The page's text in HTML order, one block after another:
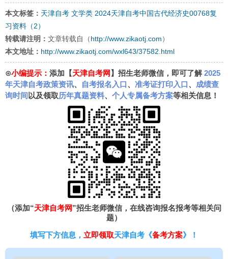
本文标签： 天津自考 文学类 2024天津自考中国古代经济史00768复
习资料（2）
转载请注明： 文章转载自（ http://www.zikaotj.com ）
本文地址： http://www.zikaotj.com/wxl643/37582.html
⊙小编提示： 添加【天津自考网 】招生老师微信，即可了解2025
年天津自考政策资讯、 自考报名入口、 准考证打印入口、 成绩查
询时间 以及领取历年真题资料、 个人专属备考方案等相关信息！
（添加“天津自考网”招生老师微信，在线咨询报名报考等相关问
题）
填写下方信息， 立即领取天津自考《备考方案》！